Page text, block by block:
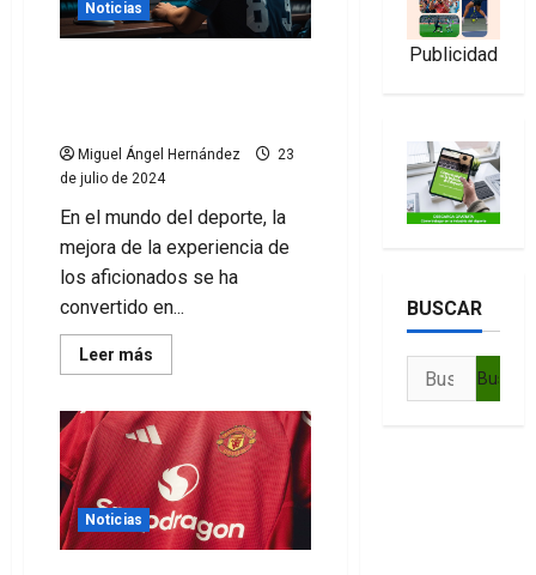
Noticias
Miguel Ángel Hernández
23
de julio de 2024
En el mundo del deporte, la
mejora de la experiencia de
los aficionados se ha
convertido en...
Leer más
más
Benchmarking
en
el
deporte:
mejorando
la
experiencia
del
aficionado
Noticias
Publicidad
BUSCAR
Buscar: